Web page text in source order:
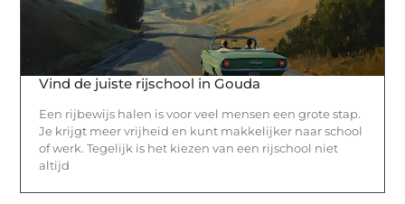
Vind de juiste rijschool in Gouda
Een rijbewijs halen is voor veel mensen een grote stap.
Je krijgt meer vrijheid en kunt makkelijker naar school
of werk. Tegelijk is het kiezen van een rijschool niet
altijd